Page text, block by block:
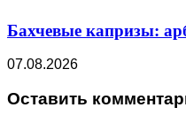
Бахчевые капризы:
07.08.2026
Оставить